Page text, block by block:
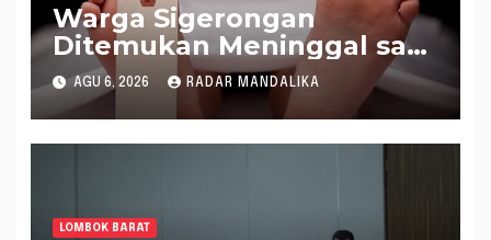
Warga Sigerongan
Ditemukan Meninggal saat
Setrum Ikan di Sungai
AGU 6, 2026 RADAR MANDALIKA
LOMBOK BARAT